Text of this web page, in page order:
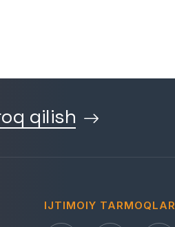
qilish
IJTIMOIY TARMOQLAR